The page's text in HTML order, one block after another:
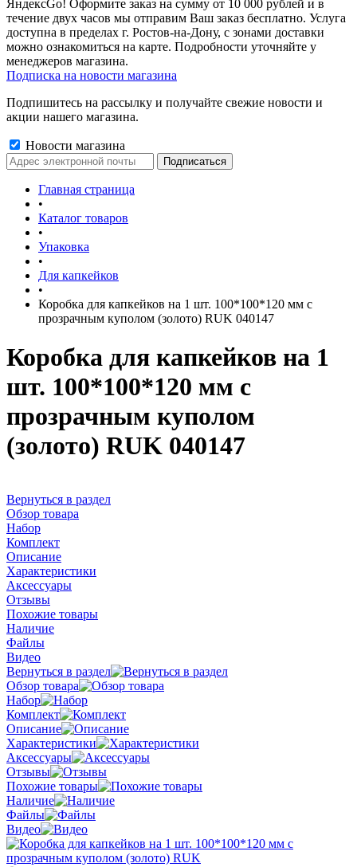
ЯндексGo! Оформите заказ на сумму от 10 000 рублей и в
течение двух часов мы отправим Ваш заказ бесплатно. Услуга
доступна в пределах г. Ростов-на-Дону, с зонами доставки
можно ознакомиться на карте. Подробности уточняйте у
менеджеров магазина.
Подписка на новости магазина
Подпишитесь на рассылку и получайте свежие новости и
акции нашего магазина.
Новости магазина
Главная страница
•
Каталог товаров
•
Упаковка
•
Для капкейков
•
Коробка для капкейков на 1 шт. 100*100*120 мм с
прозрачным куполом (золото) RUK 040147
Коробка для капкейков на 1
шт. 100*100*120 мм с
прозрачным куполом
(золото) RUK 040147
Вернуться в раздел
Обзор товара
Набор
Комплект
Описание
Характеристики
Аксессуары
Отзывы
Похожие товары
Наличие
Файлы
Видео
Вернуться в раздел
Обзор товара
Набор
Комплект
Описание
Характеристики
Аксессуары
Отзывы
Похожие товары
Наличие
Файлы
Видео